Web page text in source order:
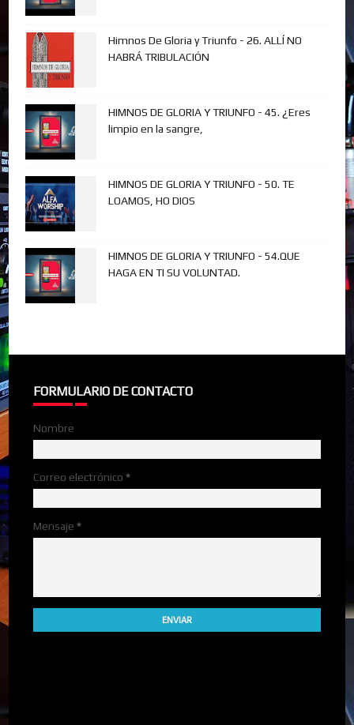
Himnos De Gloria y Triunfo - 26. ALLÍ NO
HABRÁ TRIBULACIÓN
HIMNOS DE GLORIA Y TRIUNFO - 45. ¿Eres
limpio en la sangre,
HIMNOS DE GLORIA Y TRIUNFO - 50. TE
LOAMOS, HO DIOS
HIMNOS DE GLORIA Y TRIUNFO - 54.QUE
HAGA EN TI SU VOLUNTAD.
FORMULARIO DE CONTACTO
Nombre
Correo electrónico*
Mensaje*